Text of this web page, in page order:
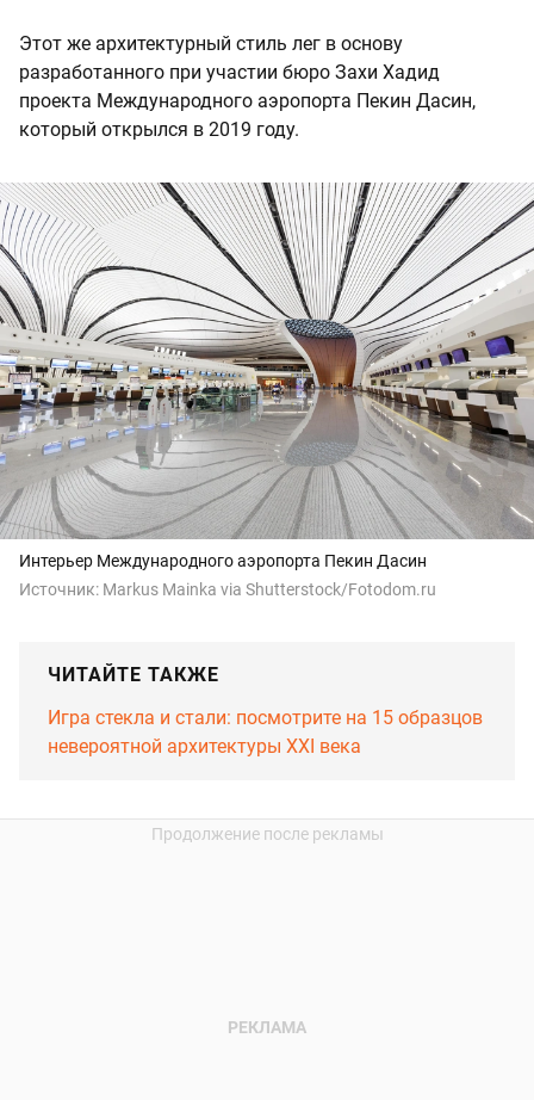
Этот же архитектурный стиль лег в основу
разработанного при участии бюро Захи Хадид
проекта Международного аэропорта Пекин Дасин,
который открылся в 2019 году.
Интерьер Международного аэропорта Пекин Дасин
Источник: Markus Mainka via Shutterstock/Fotodom.ru
ЧИТАЙТЕ ТАКЖЕ
Игра стекла и стали: посмотрите на 15 образцов
невероятной архитектуры XXI века